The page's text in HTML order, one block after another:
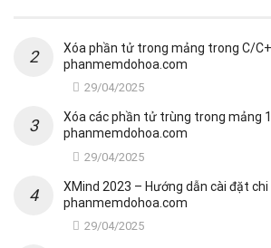
Xóa phần tử trong mảng trong C/
phanmemdohoa.com
29/04/2025
Xóa các phần tử trùng trong mảng
phanmemdohoa.com
29/04/2025
XMind 2023 – Hướng dẫn cài đặt
phanmemdohoa.com
29/04/2025